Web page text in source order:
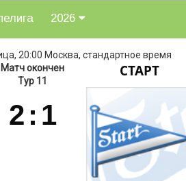
2026
20:00 Москва, стандартное время
Матч окончен
Тур 11
2 : 1
СТАРТ